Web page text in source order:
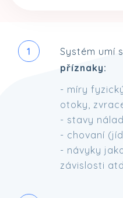
1 Systém umí
příznaky:
- míry
otoky,
- stavy
- chovaní
- návyky
závislosti